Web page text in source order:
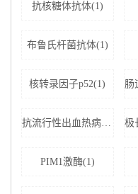
抗核糖体抗体(1)
布鲁氏杆菌抗体(1)
核转录因子p52(1)
抗流行性出血热病毒IgM抗体(1)
PIM1激酶(1)